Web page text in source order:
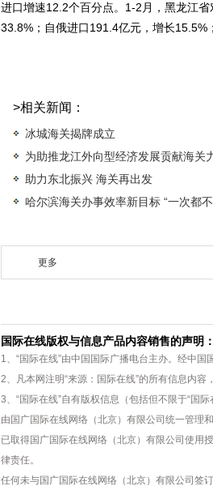
进口增速12.2个百分点。1-2月，黑龙江
33.8%；自俄进口191.4亿元，增长15.5%
>相关新闻：
冰城海关揭牌成立
为助推龙江外向型经济发展贡献海关
助力东北振兴 海关再出发
哈尔滨海关办事效率新目标 “一次都
更多
国际在线版权与信息产品内容销售的声明：
1、“国际在线”由中国国际广播电台主办。经中国
2、凡本网注明“来源：国际在线”的所有信息内
3、“国际在线”自有版权信息（包括但不限于“国
由国广国际在线网络（北京）有限公司统一管理和
已取得国广国际在线网络（北京）有限公司使用
律责任。
任何未与国广国际在线网络（北京）有限公司签